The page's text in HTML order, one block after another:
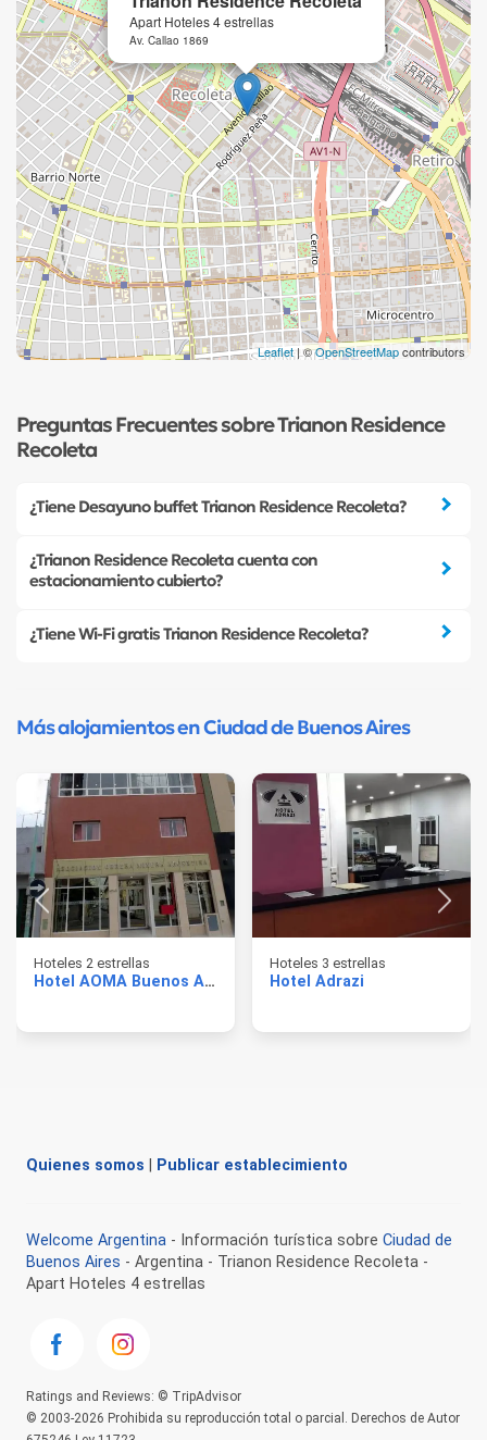
Apart Hoteles 4 estrellas
Av. Callao 1869
Leaflet| ©OpenStreetMapcontributors
Preguntas Frecuentes sobre Trianon Residence
Recoleta
¿Tiene Desayuno buffet Trianon Residence Recoleta?
¿Trianon Residence Recoleta cuenta con
estacionamiento cubierto?
¿Tiene Wi-Fi gratis Trianon Residence Recoleta?
Más alojamientos en Ciudad de Buenos Aires
Hoteles 2 estrellas
Hotel AOMA Buenos Aires
Hoteles 3 estrellas
Hotel Adrazi
Quienes somos Publicar establecimiento
Welcome Argentina - Información turística sobre Ciudad de
Buenos Aires - Argentina - Trianon Residence Recoleta -
Apart Hoteles 4 estrellas
Ratings and Reviews: © TripAdvisor
© 2003-2026 Prohibida su reproducción total o parcial. Derechos de Autor